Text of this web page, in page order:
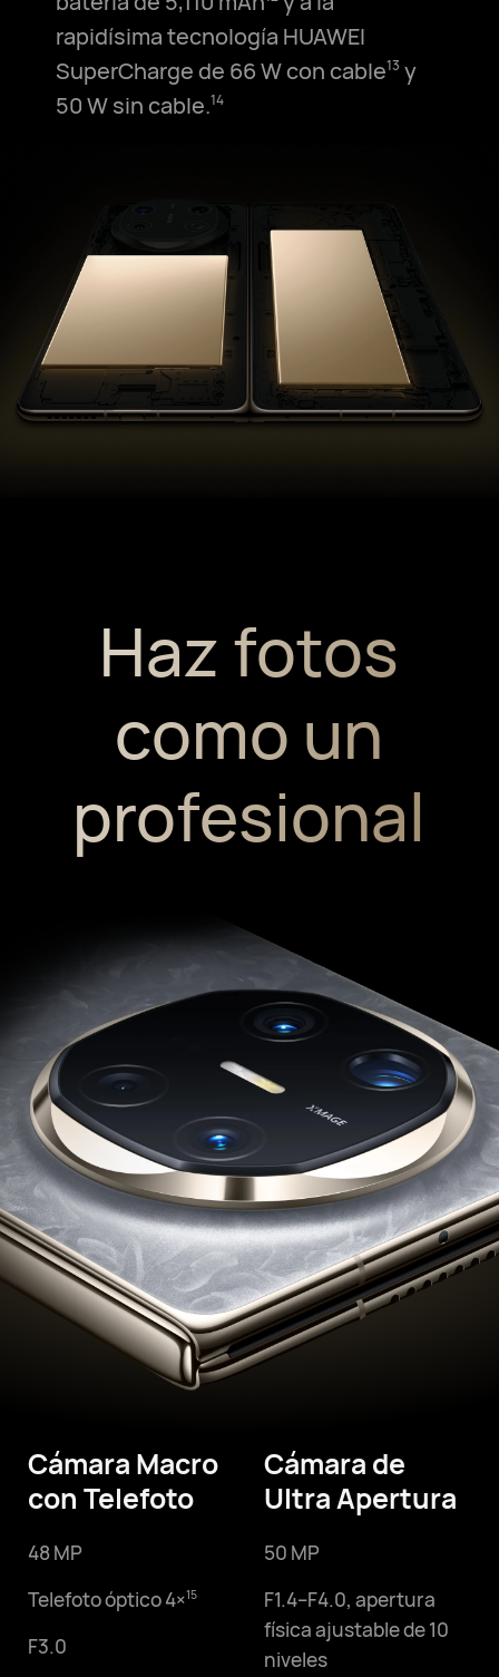
rapidísima tecnología HUAWEI
SuperCharge de 66 W con cable⁠13 y
50 W sin cable.⁠14
Haz fotos
como un
profesional
Cámara Macro
con Telefoto
48 MP
Telefoto óptico 4×15
F3.0
Cámara de
Ultra Apertura
50 MP
F1.4–F4.0, apertura
física ajustable de 10
niveles